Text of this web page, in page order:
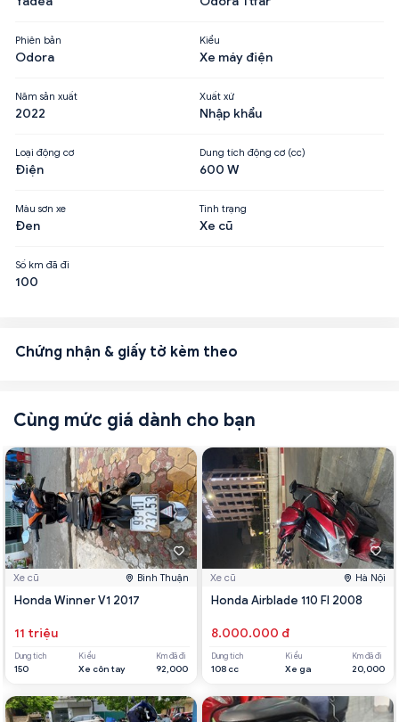
Phiên bản
Odora
Kiểu
Xe máy điện
Năm sản xuất
2022
Xuất xứ
Nhập khẩu
Loại động cơ
Điện
Dung tích động cơ (cc)
600 W
Màu sơn xe
Đen
Tình trạng
Xe cũ
Số km đã đi
100
Chứng nhận & giấy tờ kèm theo
Cùng mức giá dành cho bạn
Xe cũ Bình Thuận
Honda Winner V1 2017
11 triệu
Dung tích
150
Kiểu
Xe côn tay
Km đã đi
92,000
Xe cũ Hà Nội
Honda Airblade 110 FI 2008
8.000.000 đ
Dung tích
108 cc
Kiểu
Xe ga
Km đã đi
20,000